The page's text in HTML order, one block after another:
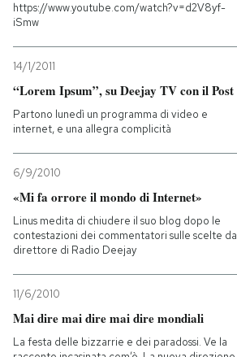
https://www.youtube.com/watch?v=d2V8yf-
iSmw
14/1/2011
“Lorem Ipsum”, su Deejay TV con il Post
Partono lunedì un programma di video e
internet, e una allegra complicità
6/9/2010
«Mi fa orrore il mondo di Internet»
Linus medita di chiudere il suo blog dopo le
contestazioni dei commentatori sulle scelte da
direttore di Radio Deejay
11/6/2010
Mai dire mai dire mai dire mondiali
La festa delle bizzarrie e dei paradossi. Ve la